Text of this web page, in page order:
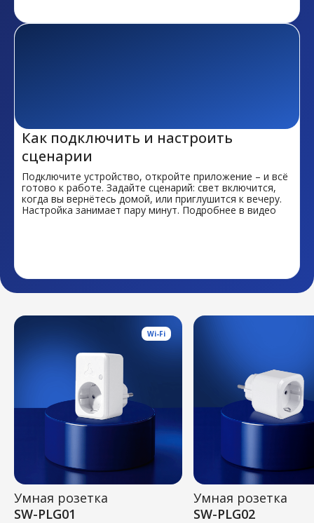
Как подключить и настроить
сценарии
Подключите устройство, откройте приложение – и всё
готово к работе. Задайте сценарий: свет включится,
когда вы вернётесь домой, или приглушится к вечеру.
Настройка занимает пару минут. Подробнее в видео
Wi-Fi
SW-PLG01
Умная розетка
SW-PLG02
Умная розетка